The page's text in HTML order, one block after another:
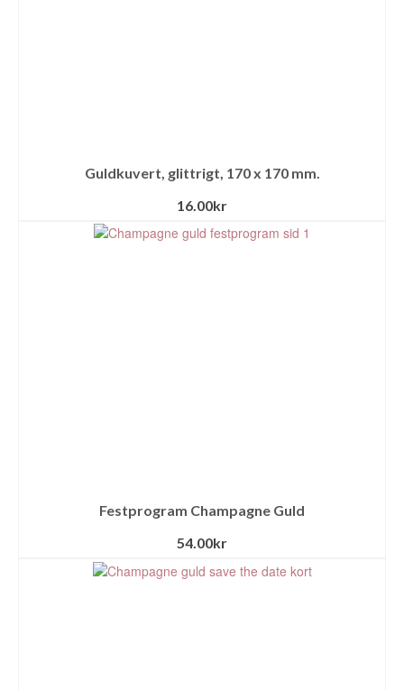
Guldkuvert, glittrigt, 170 x 170 mm.
16.00kr
Festprogram Champagne Guld
54.00kr